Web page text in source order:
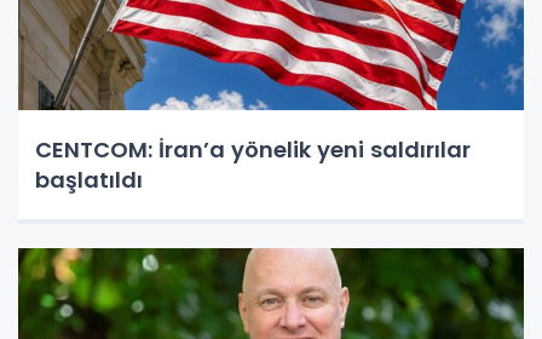
CENTCOM: İran’a yönelik yeni saldırılar
başlatıldı